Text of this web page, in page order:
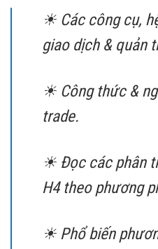
☀ Các công cụ,
giao dịch & quản
☀ Công thức &
trade.
☀ Đọc các phân
H4 theo phương
☀ Phổ biến